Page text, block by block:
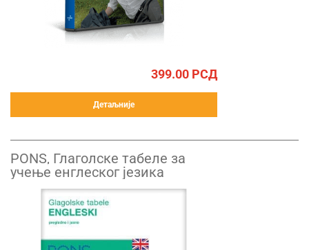
399.00 РСД
Детаљније
PONS, Глаголске табеле за
учење енглеског језика